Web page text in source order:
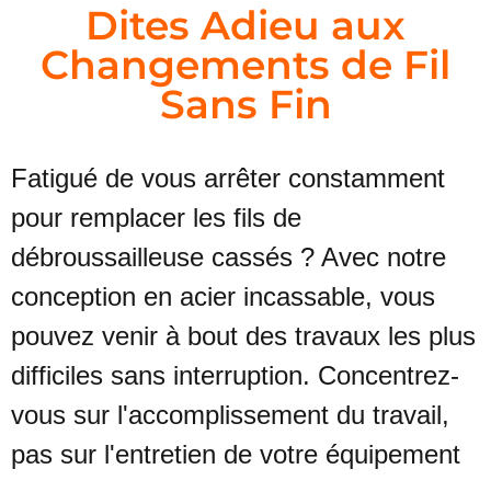
Dites Adieu aux
Changements de Fil
Sans Fin
Fatigué de vous arrêter constamment
pour remplacer les fils de
débroussailleuse cassés ? Avec notre
conception en acier incassable, vous
pouvez venir à bout des travaux les plus
difficiles sans interruption. Concentrez-
vous sur l'accomplissement du travail,
pas sur l'entretien de votre équipement